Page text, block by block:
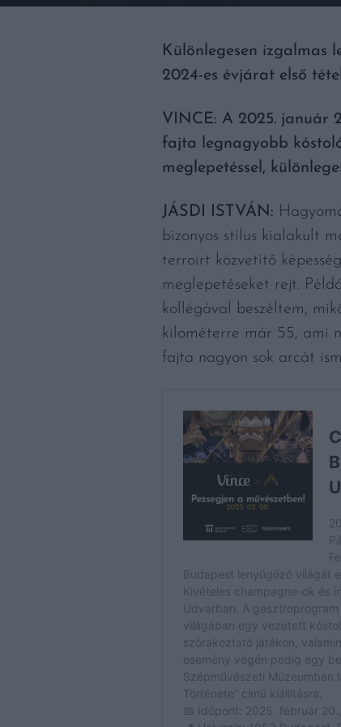
Különlegesen izgalmas
2024-es évjárat első
VINCE: A 2025. január
fajta legnagyobb
meglepetéssel,
JÁSDI ISTVÁN:
bizonyos stílus kialakult
terroirt közvetítő
meglepetéseket rejt.
kollégával beszéltem,
kilométerre már 55, ami
fajta nagyon sok arcát